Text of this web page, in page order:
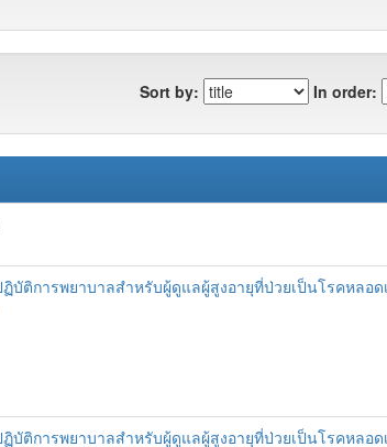
Sort by: In order:
บัติการพยาบาลสำหรับผู้ดูแลผู้สูงอายุที่ป่วยเป็นโรคหลอด
บัติการพยาบาลสำหรับผู้ดูแลผู้สูงอายุที่ป่วยเป็นโรคหลอด